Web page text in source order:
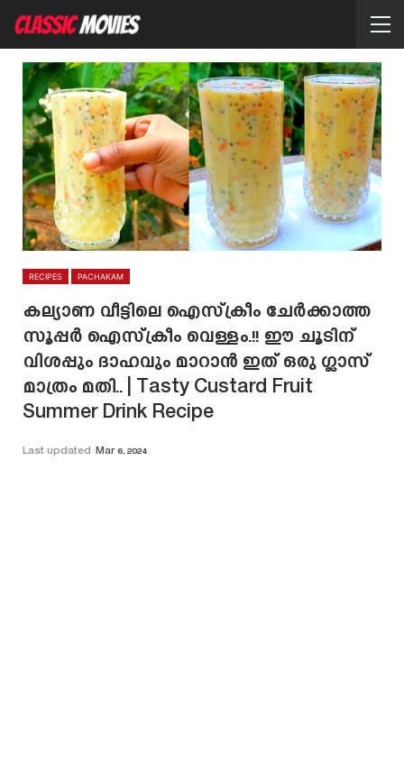
RECIPES PACHAKAM
കല്യാണ വീട്ടിലെ ഐസ്ക്രീം ചേർക്കാത്ത
സൂപ്പർ ഐസ്ക്രീം വെള്ളം.!! ഈ ചൂടിന്
വിശപ്പും ദാഹവും മാറാൻ ഇത് ഒരു ഗ്ലാസ്‌
മാത്രം മതി.. | Tasty Custard Fruit
Summer Drink Recipe
Last updated Mar 6, 2024